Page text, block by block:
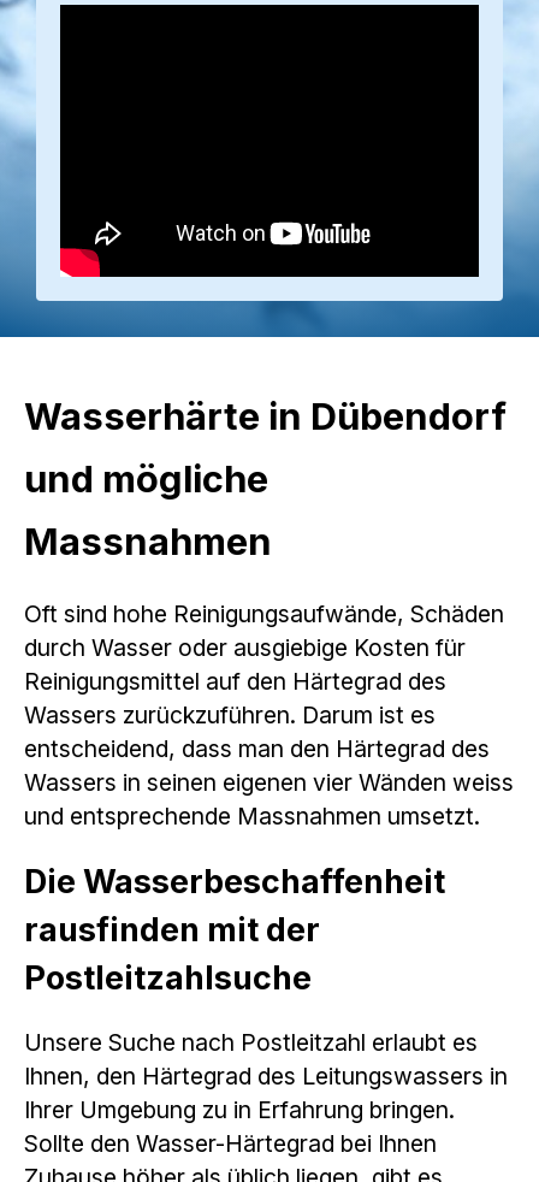
Wasserhärte in Dübendorf
und mögliche
Massnahmen
Oft sind hohe Reinigungsaufwände, Schäden
durch Wasser oder ausgiebige Kosten für
Reinigungsmittel auf den Härtegrad des
Wassers zurückzuführen. Darum ist es
entscheidend, dass man den Härtegrad des
Wassers in seinen eigenen vier Wänden weiss
und entsprechende Massnahmen umsetzt.
Die Wasserbeschaffenheit
rausfinden mit der
Postleitzahlsuche
Unsere Suche nach Postleitzahl erlaubt es
Ihnen, den Härtegrad des Leitungswassers in
Ihrer Umgebung zu in Erfahrung bringen.
Sollte den Wasser-Härtegrad bei Ihnen